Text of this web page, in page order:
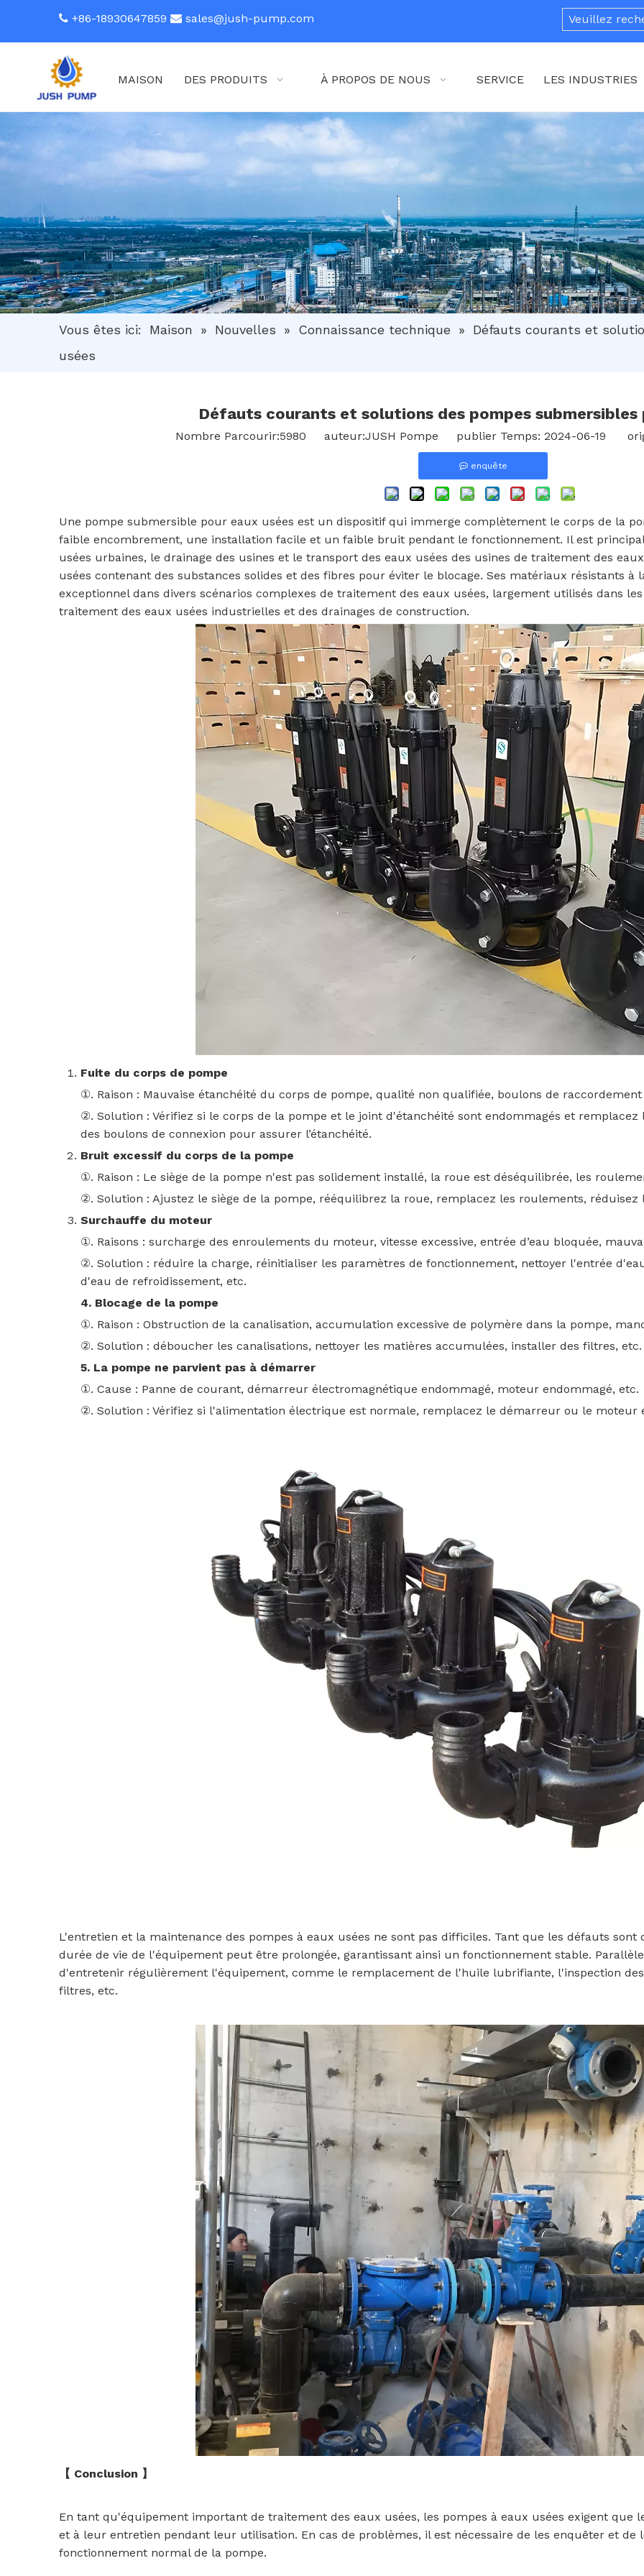
 +86-18930647859  sales@jush-pump.com
MAISON DES PRODUITS À PROPOS DE NOUS SERVICE LES INDUSTRIES
Vous êtes ici: Maison » Nouvelles » Connaissance technique »
Défauts courants et
usées
Défauts courants et solutions des pompes submersibles
Nombre Parcourir:5980 auteur:JUSH Pompe publier Temps: 2024-06-19
enquête
Une pompe submersible pour eaux usées est un dispositif qui immerge complètement le corps de la
faible encombrement, une installation facile et un faible bruit pendant le fonctionnement. Il est
usées urbaines, le drainage des usines et le transport des eaux usées des usines de traitement des
usées contenant des substances solides et des fibres pour éviter le blocage. Ses matériaux résistants
exceptionnel dans divers scénarios complexes de traitement des eaux usées, largement utilisés dans
traitement des eaux usées industrielles et des drainages de construction.
Fuite du corps de pompe
①. Raison : Mauvaise étanchéité du corps de pompe, qualité non qualifiée, boulons de
②. Solution : Vérifiez si le corps de la pompe et le joint d'étanchéité sont endommagés et remplacez
des boulons de connexion pour assurer l’étanchéité.
Bruit excessif du corps de la pompe
①. Raison : Le siège de la pompe n'est pas solidement installé, la roue est déséquilibrée, les
②. Solution : Ajustez le siège de la pompe, rééquilibrez la roue, remplacez les roulements, réduisez
Surchauffe du moteur
①. Raisons : surcharge des enroulements du moteur, vitesse excessive, entrée d’eau bloquée,
②. Solution : réduire la charge, réinitialiser les paramètres de fonctionnement, nettoyer l'entrée
d'eau de refroidissement, etc.
4. Blocage de la pompe
①. Raison : Obstruction de la canalisation, accumulation excessive de polymère dans la pompe,
②. Solution : déboucher les canalisations, nettoyer les matières accumulées, installer des filtres, etc.
5. La pompe ne parvient pas à démarrer
①. Cause : Panne de courant, démarreur électromagnétique endommagé, moteur endommagé, etc.
②. Solution : Vérifiez si l'alimentation électrique est normale, remplacez le démarreur ou le moteur
L'entretien et la maintenance des pompes à eaux usées ne sont pas difficiles. Tant que les défauts
durée de vie de l'équipement peut être prolongée, garantissant ainsi un fonctionnement stable.
d'entretenir régulièrement l'équipement, comme le remplacement de l'huile lubrifiante, l'inspection
filtres, etc.
【 Conclusion 】
En tant qu'équipement important de traitement des eaux usées, les pompes à eaux usées exigent
et à leur entretien pendant leur utilisation. En cas de problèmes, il est nécessaire de les enquêter et
fonctionnement normal de la pompe.